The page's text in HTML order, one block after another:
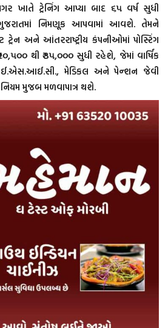
ખાતે ટ્રેનિંગ આપ્યા બાદ ૬૫ વર્ષ સુધી
ગુજરાતમાં નિમણૂક આપવામાં આવશે. તેમને
ટ્રેન અને આંતરરાષ્ટ્રીય કંપનીઓમાં પોસ્ટિંગ
થી ₹૩૫,૦૦૦ સુધી રહેશે, જેમાં વાર્ષિક
ઈ.એસ.આઈ.સી., મેડિકલ અને પેન્શન જેવી
મુજબ મળવાપાત્ર થશે.